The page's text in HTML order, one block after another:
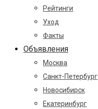
Рейтинги
Уход
Факты
Объявления
Москва
Санкт-Петербург
Новосибирск
Екатеринбург